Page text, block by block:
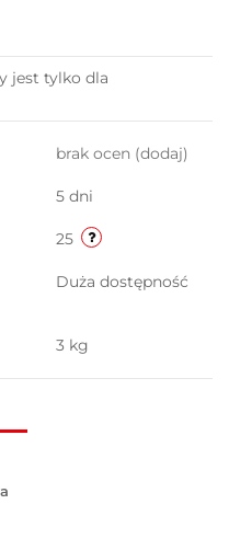
jest tylko dla
brak ocen (dodaj)
5 dni
25
Duża dostępność
3 kg